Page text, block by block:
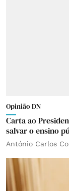
Opinião DN
Carta ao
salvar o ensino
António Carlos